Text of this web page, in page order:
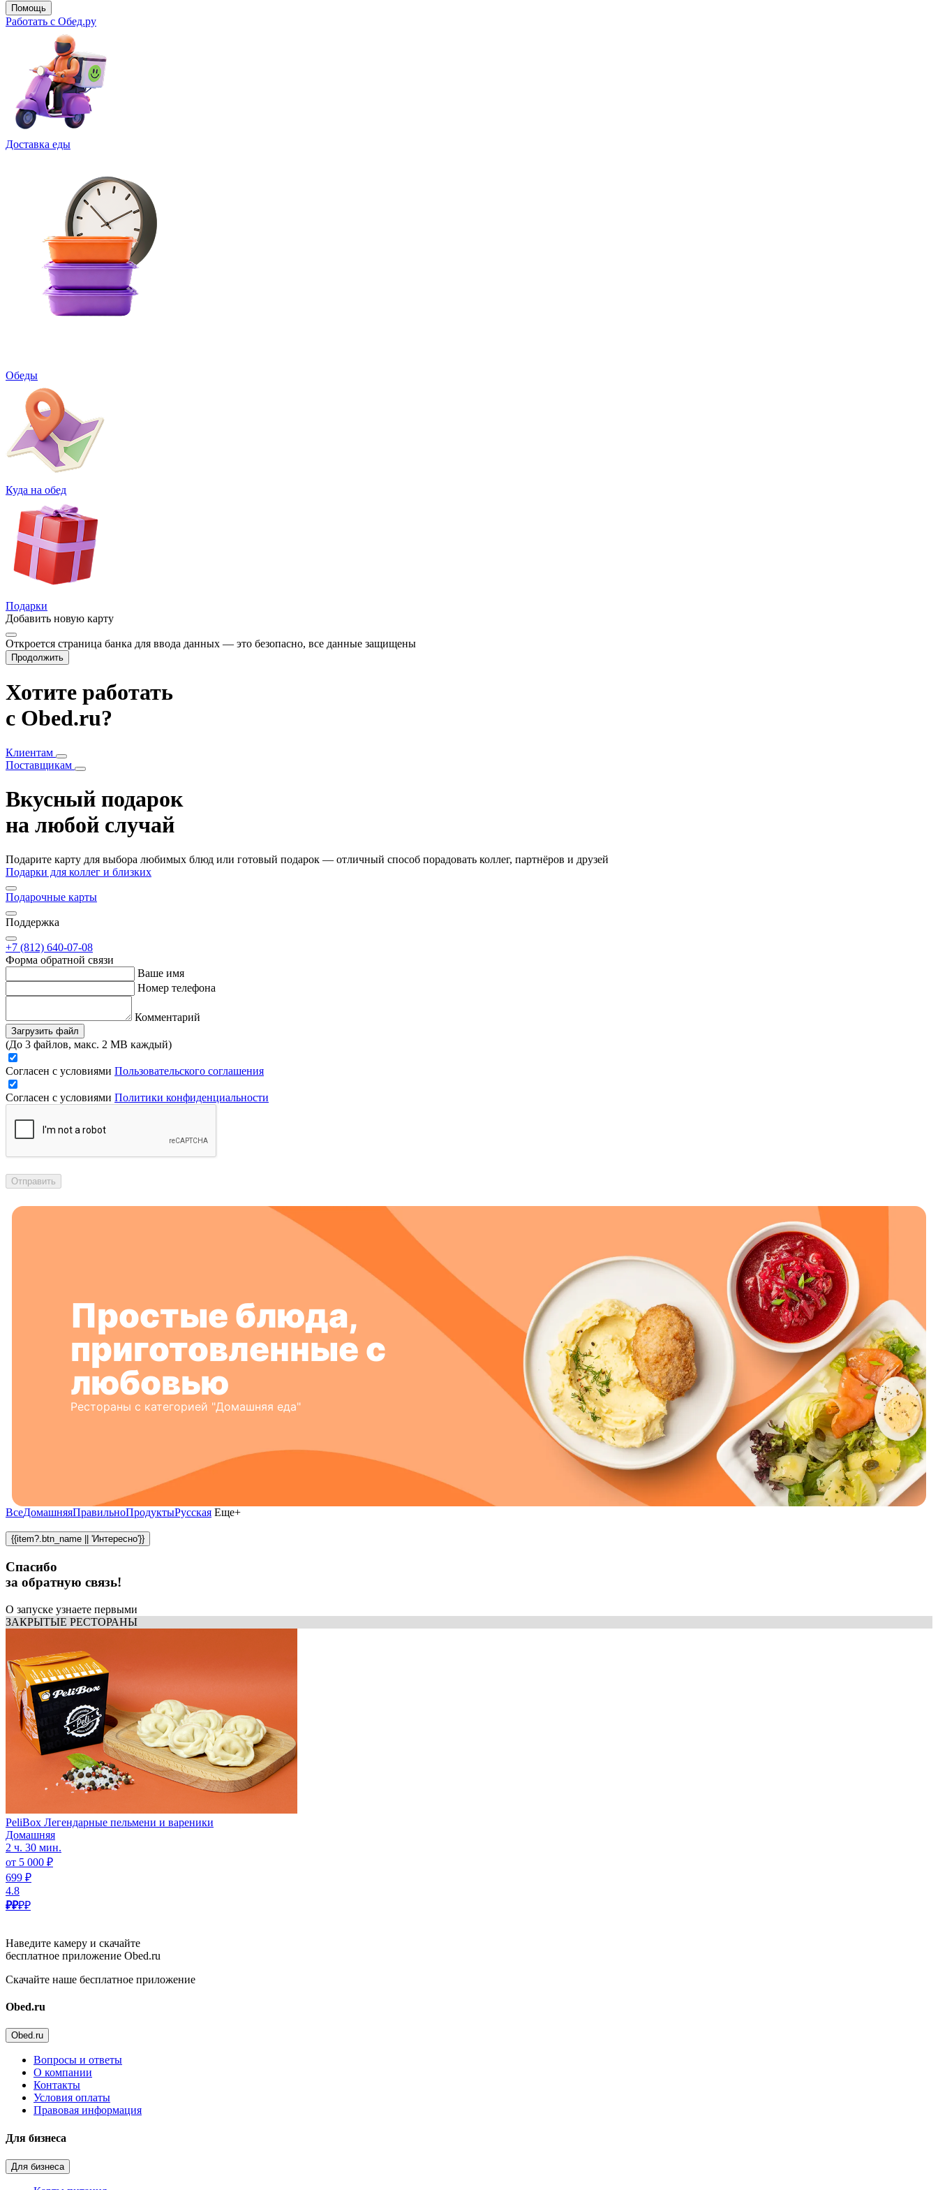
Помощь
Работать с Обед.ру
Доставка еды
Обеды
Куда на обед
Подарки
Добавить новую карту
Откроется страница банка для ввода данных — это безопасно, все данные защищены
Продолжить
Хотите работать
с Obed.ru?
Клиентам
Поставщикам
Вкусный подарок
на любой случай
Подарите карту для выбора любимых блюд или готовый подарок — отличный способ порадовать коллег, партнёров и друзей
Подарки для коллег и близких
Подарочные карты
Поддержка
+7 (812) 640-07-08
Форма обратной связи
Ваше имя
Номер телефона
Комментарий
Загрузить файл
(До 3 файлов, макс. 2 MB каждый)
Согласен с условиями Пользовательского соглашения
Согласен с условиями Политики конфиденциальности
Отправить
Простые блюда,
приготовленные с
любовью
Рестораны с категорией "Домашняя еда"
ВсеДомашняяПравильноПродуктыРусская Еще+
{{item?.btn_name || 'Интересно'}}
Спасибо
за обратную связь!
О запуске узнаете первыми
ЗАКРЫТЫЕ РЕСТОРАНЫ
PeliBox Легендарные пельмени и вареники
Домашняя
2 ч. 30 мин.
от 5 000 ₽
699 ₽
4.8
₽₽₽₽
Наведите камеру и скачайте
бесплатное приложение Obed.ru
Скачайте наше бесплатное приложение
Obed.ru
Obed.ru
Вопросы и ответы
О компании
Контакты
Условия оплаты
Правовая информация
Для бизнеса
Для бизнеса